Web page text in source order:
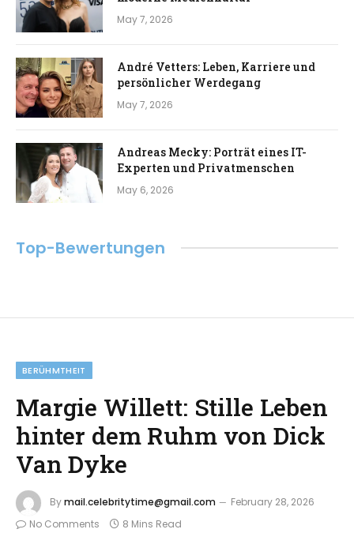
May 7, 2026
André Vetters: Leben, Karriere und
persönlicher Werdegang
May 7, 2026
Andreas Mecky: Porträt eines IT-
Experten und Privatmenschen
May 6, 2026
Top-Bewertungen
BERÜHMTHEIT
Margie Willett: Stille Leben
hinter dem Ruhm von Dick
Van Dyke
Bymail.celebritytime@gmail.com
February 28, 2026
No Comments
8 Mins Read